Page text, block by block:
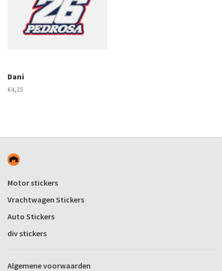
Dani
€4,25
Motor stickers
Vrachtwagen Stickers
Auto Stickers
div stickers
Algemene voorwaarden